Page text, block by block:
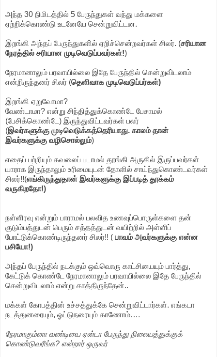
அந்த 30 நிமிடத்தில் 5 பேருந்துகள் வந்து மக்களை
ஏற்றிக்கொண்டு உடனேயே சென்றுவிட்டன.
இறங்கி அந்தப் பேருந்துகளி்ல் ஏறிச்சென்றவர்கள் சிலர். (சரியான
நேரத்தில் சரியான முடிவெடுப்பவர்கள்!)
நேரமானாலும் பரவாயில்லை இதே பேருந்தில் சென்றுவி்டலாம்
என்றிருந்தனர் சிலர் (தெளிவாக முடிவெடுப்பர்கள்)
இறங்கி ஏறுவோமா?
வேண்டாமா? என்று சிந்தித்துக்கொண்டே பேசாமல்
(பேசிக்கொண்டே) இருந்துவிட்டவர்கள் பலர்
(இவர்களுக்கு முடிவெடுக்கத்தெரியாது. காலம் தான்
இவர்களுக்கு வழிசொல்லும்)
எதைப் பற்றியும் கவலைப் படாமல் தூங்கி அருகில் இருப்பவர்கள்
யாராக இருந்தாலும் உரிமையுடன் தோளில் சாய்ந்துகொண்டவர்கள்
சிலர்!!(எங்கிருந்துதான் இவர்களுக்கு இப்படித் தூக்கம்
வருகிறதோ!)
நள்ளிரவு என்றும் பாராமல் பலவித உணவுப்பொருள்களை தன்
குடும்பத்துடன் பெரும் சத்தத்துடன் வயிற்றில் அள்ளிப்
போட்டுக்கொண்டிருந்தனர் சிலர்!! ( பாவம் அவர்களுக்கு என்ன
பசியோ!)
அந்தப் பேருந்தில் நடக்கும் ஒவ்வொரு காட்சியையும் பார்த்து,
கேட்டுக் கொண்டே நேரமானாலும் பரவாயில்லை இதே பேருந்தில்
சென்றுவிடலாம் என்று காத்திருந்தேன்..
மக்கள் கோபத்தின் உச்சத்துக்கே சென்றுவிட்டார்கள். எங்கடா
நடத்துனரையும், ஓட்டுநரையும் காணோம்….
நேரமாகும்னா வண்டியை ஏன்டா பேருந்து நிலையத்துக்குக்
கொண்டுவரீங்க? என்றார் ஒருவர்